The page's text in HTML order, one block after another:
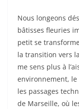
Nous longeons
bâtisses fleuries
petit se
la transition vers
me sens plus à
environnement,
les passages
de Marseille, où